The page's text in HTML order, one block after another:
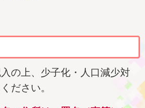
の上、少子化・人口減少対
ださい。